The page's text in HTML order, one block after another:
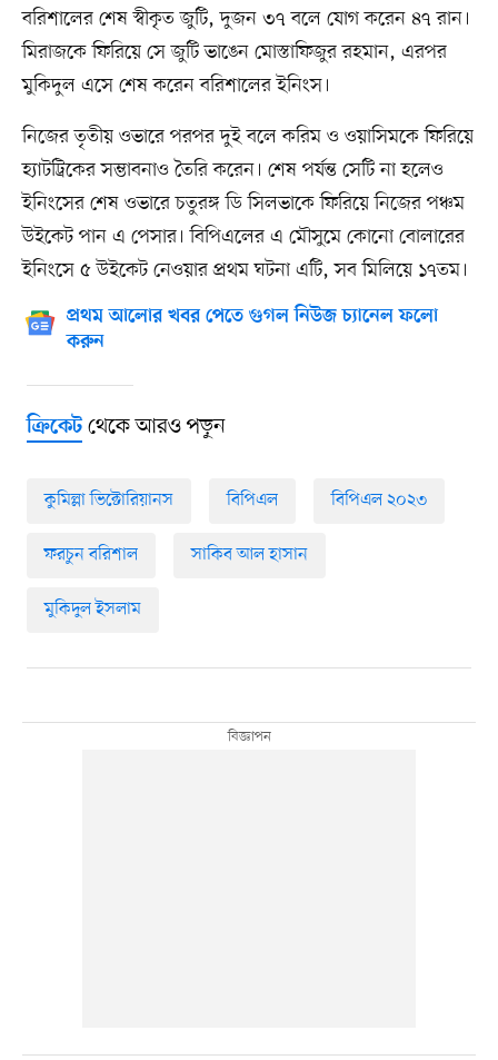
বরিশালের শেষ স্বীকৃত জুটি, দুজন ৩৭ বলে যোগ করেন ৪৭ রান।
মিরাজকে ফিরিয়ে সে জুটি ভাঙেন মোস্তাফিজুর রহমান, এরপর
মুকিদুল এসে শেষ করেন বরিশালের ইনিংস।
নিজের তৃতীয় ওভারে পরপর দুই বলে করিম ও ওয়াসিমকে ফিরিয়ে
হ্যাটট্রিকের সম্ভাবনাও তৈরি করেন। শেষ পর্যন্ত সেটি না হলেও
ইনিংসের শেষ ওভারে চতুরঙ্গ ডি সিলভাকে ফিরিয়ে নিজের পঞ্চম
উইকেট পান এ পেসার। বিপিএলের এ মৌসুমে কোনো বোলারের
ইনিংসে ৫ উইকেট নেওয়ার প্রথম ঘটনা এটি, সব মিলিয়ে ১৭তম।
প্রথম আলোর খবর পেতে গুগল নিউজ চ্যানেল ফলো
করুন
ক্রিকেটথেকে আরও পড়ুন
কুমিল্লা ভিক্টোরিয়ানস বিপিএল বিপিএল ২০২৩
ফরচুন বরিশাল সাকিব আল হাসান
মুকিদুল ইসলাম